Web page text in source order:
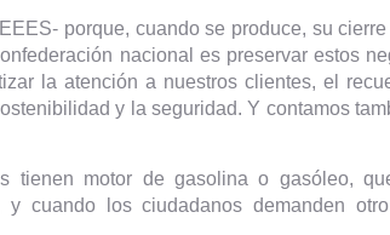
porque, cuando se produce, su
nacional es preservar estos
la atención a nuestros clientes, el
y la seguridad. Y contamos
tienen motor de gasolina o gasóleo,
cuando los ciudadanos demanden